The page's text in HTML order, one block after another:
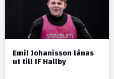
Emil Johanisson lånas
ut till IF Hallby